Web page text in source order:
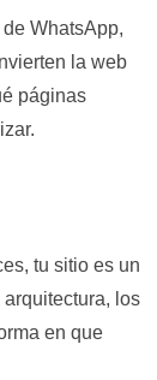
WhatsApp,
la web
páginas
tu sitio es un
los
en que